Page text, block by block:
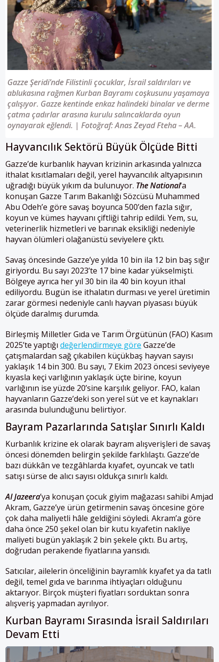
Gazze Şeridi’nde Filistinli çocuklar, İsrail saldırıları ve
ablukasına rağmen Kurban Bayramı coşkusunu yaşamaya
çalışıyor. Gazze kentinde enkaz halindeki binalar ve derme
çatma çadırlar arasına kurulu salıncaklarda oyun
oynayarak eğlendi. | Fotoğraf: Anas Zeyad Fteha – AA.
Hayvancılık Sektörü Büyük Ölçüde Bitti
Gazze’de kurbanlık hayvan krizinin arkasında yalnızca
ithalat kısıtlamaları değil, yerel hayvancılık altyapısının
uğradığı büyük yıkım da bulunuyor. The National‘a
konuşan Gazze Tarım Bakanlığı Sözcüsü Muhammed
Abu Odeh’e göre savaş boyunca 500’den fazla sığır,
koyun ve kümes hayvanı çiftliği tahrip edildi. Yem, su,
veterinerlik hizmetleri ve barınak eksikliği nedeniyle
hayvan ölümleri olağanüstü seviyelere çıktı.
Savaş öncesinde Gazze’ye yılda 10 bin ila 12 bin baş sığır
giriyordu. Bu sayı 2023’te 17 bine kadar yükselmişti.
Bölgeye ayrıca her yıl 30 bin ila 40 bin koyun ithal
ediliyordu. Bugün ise ithalatın durması ve yerel üretimin
zarar görmesi nedeniyle canlı hayvan piyasası büyük
ölçüde daralmış durumda.
Birleşmiş Milletler Gıda ve Tarım Örgütünün (FAO) Kasım
2025’te yaptığı değerlendirmeye göre Gazze’de
çatışmalardan sağ çıkabilen küçükbaş hayvan sayısı
yaklaşık 14 bin 300. Bu sayı, 7 Ekim 2023 öncesi seviyeye
kıyasla keçi varlığının yaklaşık üçte birine, koyun
varlığının ise yüzde 20’sine karşılık geliyor. FAO, kalan
hayvanların Gazze’deki son yerel süt ve et kaynakları
arasında bulunduğunu belirtiyor.
Bayram Pazarlarında Satışlar Sınırlı Kaldı
Kurbanlık krizine ek olarak bayram alışverişleri de savaş
öncesi dönemden belirgin şekilde farklılaştı. Gazze’de
bazı dükkân ve tezgâhlarda kıyafet, oyuncak ve tatlı
satışı sürse de alıcı sayısı oldukça sınırlı kaldı.
Al Jazeera’ya konuşan çocuk giyim mağazası sahibi Amjad
Akram, Gazze’ye ürün getirmenin savaş öncesine göre
çok daha maliyetli hâle geldiğini söyledi. Akram’a göre
daha önce 250 şekel olan bir kutu kıyafetin nakliye
maliyeti bugün yaklaşık 2 bin şekele çıktı. Bu artış,
doğrudan perakende fiyatlarına yansıdı.
Satıcılar, ailelerin önceliğinin bayramlık kıyafet ya da tatlı
değil, temel gıda ve barınma ihtiyaçları olduğunu
aktarıyor. Birçok müşteri fiyatları sorduktan sonra
alışveriş yapmadan ayrılıyor.
Kurban Bayramı Sırasında İsrail Saldırıları
Devam Etti